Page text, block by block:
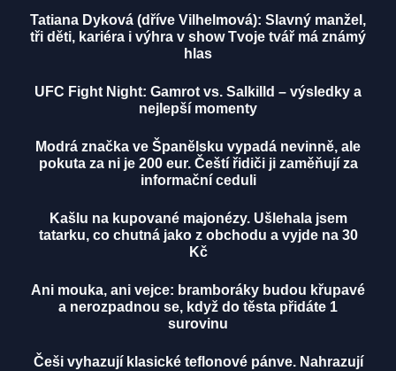
Tatiana Dyková (dříve Vilhelmová): Slavný manžel,
tři děti, kariéra i výhra v show Tvoje tvář má známý
hlas
UFC Fight Night: Gamrot vs. Salkilld – výsledky a
nejlepší momenty
Modrá značka ve Španělsku vypadá nevinně, ale
pokuta za ni je 200 eur. Čeští řidiči ji zaměňují za
informační ceduli
Kašlu na kupované majonézy. Ušlehala jsem
tatarku, co chutná jako z obchodu a vyjde na 30
Kč
Ani mouka, ani vejce: bramboráky budou křupavé
a nerozpadnou se, když do těsta přidáte 1
surovinu
Češi vyhazují klasické teflonové pánve. Nahrazují